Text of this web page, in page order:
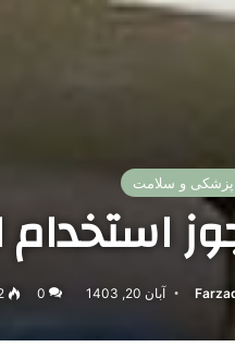
پزشکی و سلامت
۱۱هزار پرستار صادر شد
آبان 20, 1403 0